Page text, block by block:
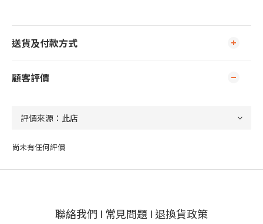
送貨及付款方式
顧客評價
尚未有任何評價
聯絡我們 I 常見問題 I 退換貨政策